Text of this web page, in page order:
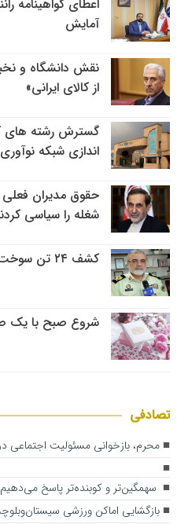
اعطای گواهینامه
آمایش
نقش دانشگاه و
از کالای ایرانی»
گسترش رشته های
اندازی شبکه نوآوری
حقوق مدیران فعلی
شغله را سیاسی
کشف ۲۴ تن سوخت قاچاق در زاهدان
شروع صبح با یک
تصادفی
محرم، بازخوانی مسئولیت اجتماعی
سهمگین‌تر و کوبنده‌تر پاسخ می‌دهیم
بازگشایی اماکن ورزشی